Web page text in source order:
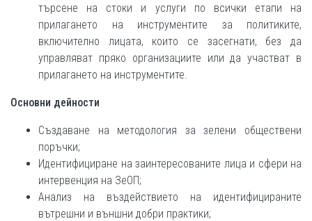
търсене на стоки и услуги по всички етапи на
прилагането на инструментите за политиките,
включително лицата, които се засегнати, без да
управляват пряко организациите или да участват в
прилагането на инструментите.
Основни дейности
Създаване на методология за зелени обществени
поръчки;
Идентифициране на заинтересованите лица и сфери на
интервенция на ЗеОП;
Анализ на въздействието на идентифицираните
вътрешни и външни добри практики;